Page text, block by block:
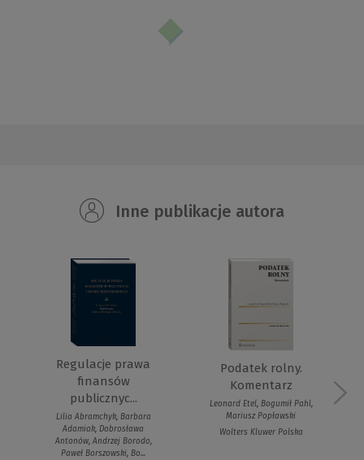
Inne publikacje autora
Regulacje prawa
finansów
publicznyc...
Lilia Abramchyk, Barbara
Adamiak, Dobrosława
Antonów, Andrzej Borodo,
Paweł Borszowski, Bo...
Podatek rolny.
Komentarz
Leonard Etel, Bogumił Pahl,
Mariusz Popławski
Wolters Kluwer Polska